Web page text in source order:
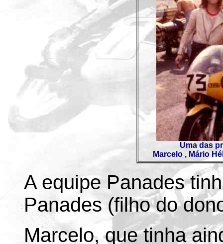
Uma das
Marcelo , Mário
A equipe Panades
Panades (filho do
Marcelo, que tinha